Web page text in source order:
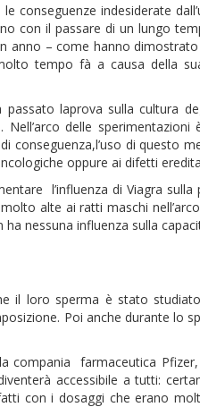
le conseguenze indesiderate
con il passare di un lungo
anno – come hanno
tempo fà a causa della
passato laprova sulla cultura
Nell’arco delle
conseguenza,l’uso di questo
oppure ai difetti
l’influenza di Viagra
alte ai ratti maschi
ha nessuna influenza sulla
il loro sperma è stato
Poi anche durante lo
compania farmaceutica
accessibile a tutti:
con i dosaggi che erano